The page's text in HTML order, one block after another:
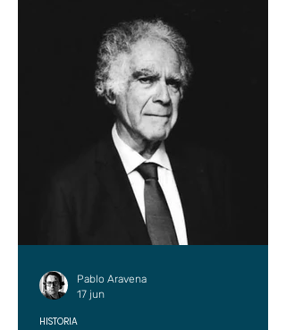
HISTORIA
Pablo Aravena
17 jun